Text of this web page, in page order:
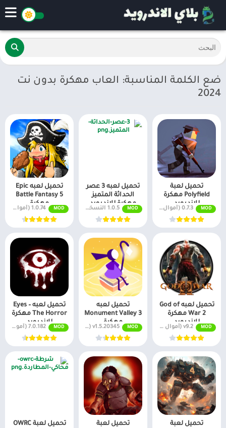
ضع الكلمة المناسبة: العاب مهكرة بدون نت
2024
تحميل لعبة
Polyfield مهكرة
للاندرويد
MOD 0.7.3 (أموال لا نهائية + جميع المستويات)
تحميل لعبه 3 عصر
الحداثة المتميز
مهكرة للاندرويد
MOD 1.0.5 النسخة مدفوعة
تحميل لعبه Epic
Battle Fantasy 5
مهكرة
MOD 1.0.74 (أموال لا نهائية + جميع المستويات)
تحميل لعبه God of
War 2 مهكرة
للاندرويد
MOD v9.2 (أموال لا نهائية + جميع المستويات)
تحميل لعبه
Monument Valley 3
مهكرة
MOD v1.5.20345 (أموال لا نهائية + جميع المستويات)
تحميل لعبه Eyes –
The Horror مهكرة
للاندرويد
MOD 7.0.182 (أموال لا نهائية + جميع المستويات)
تحميل لعبة
تحميل لعبة
تحميل لعبة OWRC